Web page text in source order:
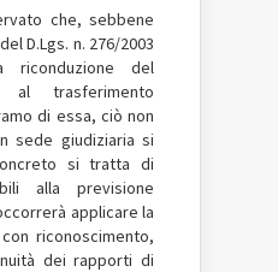
che, sebbene
D.Lgs. n. 276/2003
riconduzione del
al trasferimento
di essa, ciò non
sede giudiziaria si
si tratta di
alla previsione
applicare la
riconoscimento,
dei rapporti di